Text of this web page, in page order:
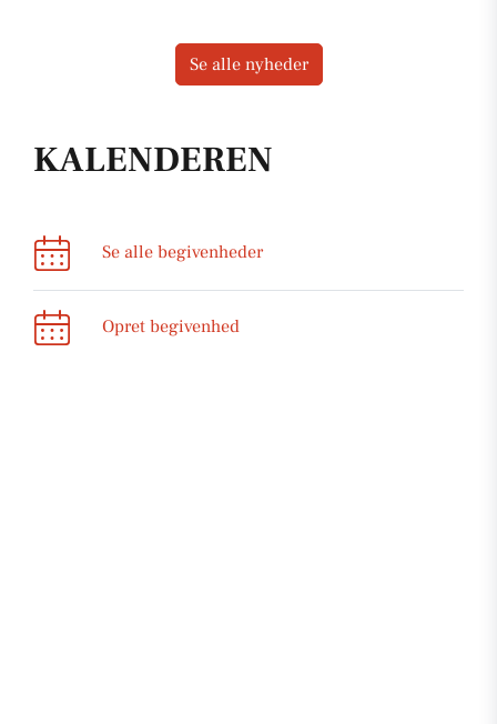
KALENDEREN
Se alle begivenheder
Opret begivenhed
Se alle nyheder